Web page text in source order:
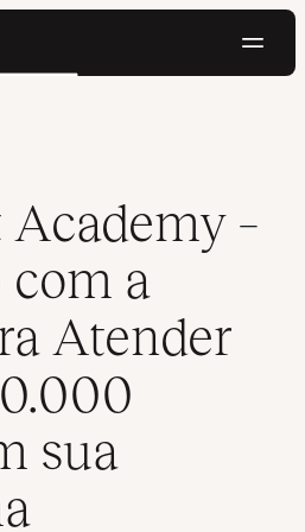
com a Kinsta para Atender
–
com a
Atender
sua